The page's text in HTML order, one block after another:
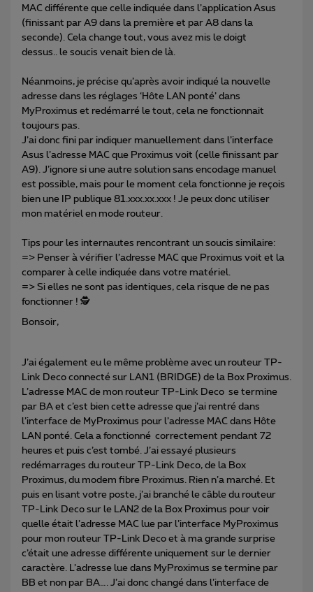
MAC différente que celle indiquée dans l’application Asus
(finissant par A9 dans la première et par A8 dans la
seconde). Cela change tout, vous avez mis le doigt
dessus.. le soucis venait bien de là.
Néanmoins, je précise qu’après avoir indiqué la nouvelle
adresse dans les réglages ‘Hôte LAN ponté’ dans
MyProximus et redémarré le tout, cela ne fonctionnait
toujours pas.
J’ai donc fini par indiquer manuellement dans l’interface
Asus l’adresse MAC que Proximus voit (celle finissant par
A9). J’ignore si une autre solution sans encodage manuel
est possible, mais pour le moment cela fonctionne je reçois
bien une IP publique 81.xxx.xx.xxx ! Je peux donc utiliser
mon matériel en mode routeur.
Tips pour les internautes rencontrant un soucis similaire:
=> Penser à vérifier l’adresse MAC que Proximus voit et la
comparer à celle indiquée dans votre matériel.
=> Si elles ne sont pas identiques, cela risque de ne pas
fonctionner ! 🕵
Bonsoir,
J’ai également eu le même problème avec un routeur TP-
Link Deco connecté sur LAN1 (BRIDGE) de la Box Proximus.
L’adresse MAC de mon routeur TP-Link Deco se termine
par BA et c’est bien cette adresse que j’ai rentré dans
l’interface de MyProximus pour l’adresse MAC dans Hôte
LAN ponté. Cela a fonctionné correctement pendant 72
heures et puis c’est tombé. J’ai essayé plusieurs
redémarrages du routeur TP-Link Deco, de la Box
Proximus, du modem fibre Proximus. Rien n’a marché. Et
puis en lisant votre poste, j’ai branché le câble du routeur
TP-Link Deco sur le LAN2 de la Box Proximus pour voir
quelle était l’adresse MAC lue par l’interface MyProximus
pour mon routeur TP-Link Deco et à ma grande surprise
c’était une adresse différente uniquement sur le dernier
caractère. L’adresse lue dans MyProximus se termine par
BB et non par BA…. J’ai donc changé dans l’interface de